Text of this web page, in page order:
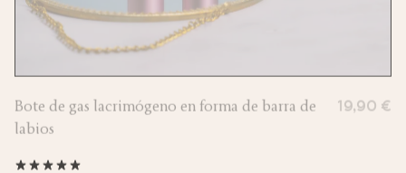
Bote de gas lacrimógeno en forma de barra de
labios
19,90 €